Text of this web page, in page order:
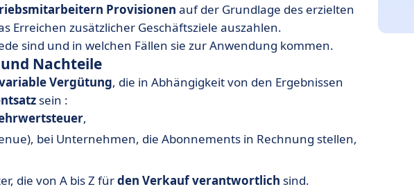
Provisionen auf der Grundlage des erzielten
Erreichen zusätzlicher Geschäftsziele auszahlen.
sind und in welchen Fällen sie zur Anwendung kommen.
Nachteile
Vergütung, die in Abhängigkeit von den Ergebnissen
sein :
,
bei Unternehmen, die Abonnements in Rechnung stellen,
die von A bis Z fürden Verkauf verantwortlich sind.